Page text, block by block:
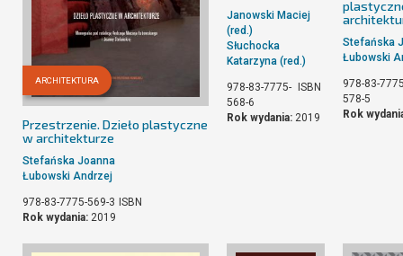
ARCHITEKTURA
Przestrzenie. Dzieło plastyczne
w architekturze
Stefańska Joanna
Łubowski Andrzej
978-83-7775-569-3 ISBN
Rok wydania: 2019
Janowski Maciej
(red.)
Słuchocka
Katarzyna (red.)
978-83-7775-
568-6
ISBN
Rok wydania: 2019
Stefańska
Łubowski
978-83-
578-5
Rok